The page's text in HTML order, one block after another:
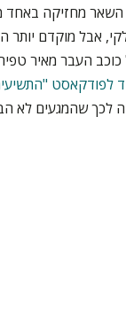
מחזיקה באחד
אבל מוקדם
העבר מאיר
לפודקאסט
לכך שהמגעים לא